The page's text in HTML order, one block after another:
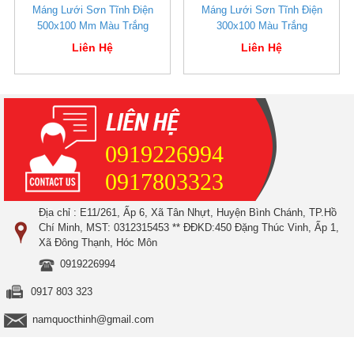
Máng Lưới Sơn Tĩnh Điện
500x100 Mm Màu Trắng
Liên Hệ
Máng Lưới Sơn Tĩnh Điện
300x100 Màu Trắng
Liên Hệ
0919226994
0917803323
Địa chỉ : E11/261, Ấp 6, Xã Tân Nhựt, Huyện Bình Chánh, TP.Hồ
Chí Minh, MST: 0312315453 ** ĐĐKD:450 Đặng Thúc Vinh, Ấp 1,
Xã Đông Thạnh, Hóc Môn
0919226994
0917 803 323
namquocthinh@gmail.com